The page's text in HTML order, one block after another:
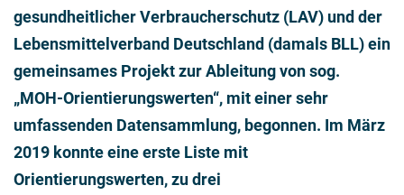
gesundheitlicher Verbraucherschutz (LAV) und der
Lebensmittelverband Deutschland (damals BLL) ein
gemeinsames Projekt zur Ableitung von sog.
„MOH-Orientierungswerten“, mit einer sehr
umfassenden Datensammlung, begonnen. Im März
2019 konnte eine erste Liste mit
Orientierungswerten, zu drei